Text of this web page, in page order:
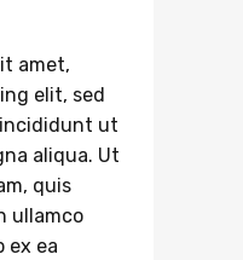
amet,
elit, sed
ut
aliqua. Ut
quis
ullamco
ex ea